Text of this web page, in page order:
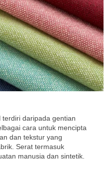
terdiri daripada gentian
cara untuk mencipta
dan tekstur yang
Serat termasuk
manusia dan sintetik.